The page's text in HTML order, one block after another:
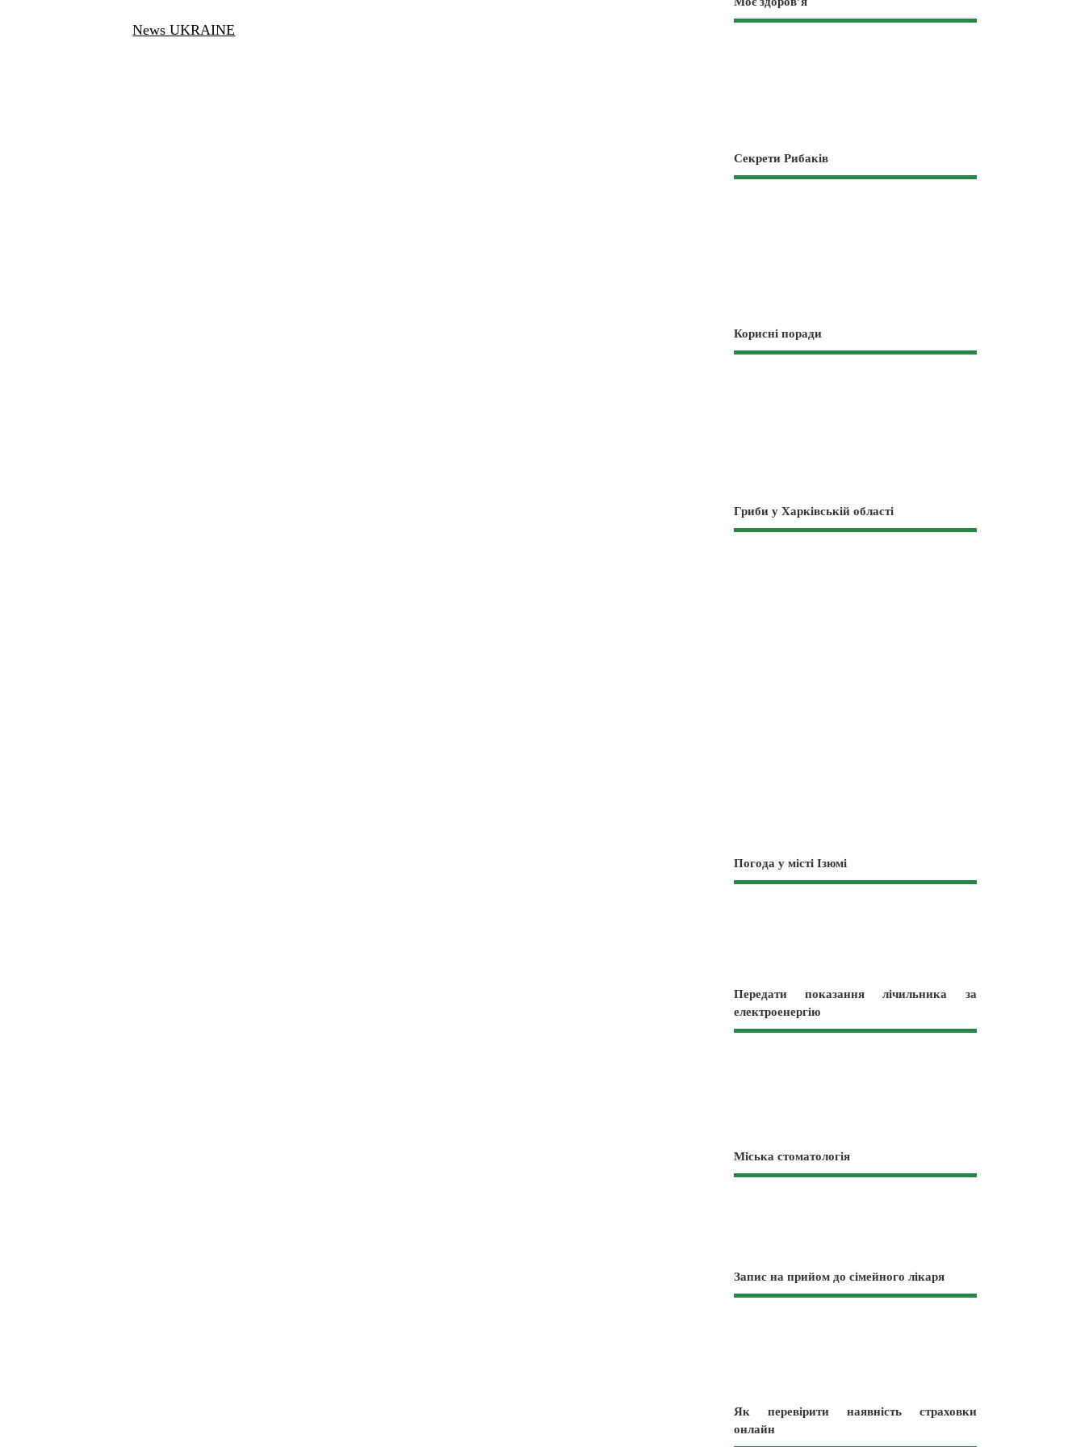
News UKRAINE
Секрети Рибаків
Корисні поради
Гриби у Харківській області
Погода у місті Ізюмі
Передати показання лічильника за
електроенергію
Міська стоматологія
Запис на прийом до сімейного лікаря
Як перевірити наявність страховки
онлайн